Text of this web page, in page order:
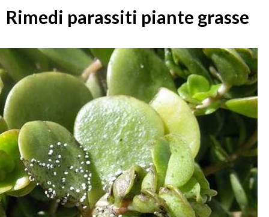
Rimedi parassiti piante grasse